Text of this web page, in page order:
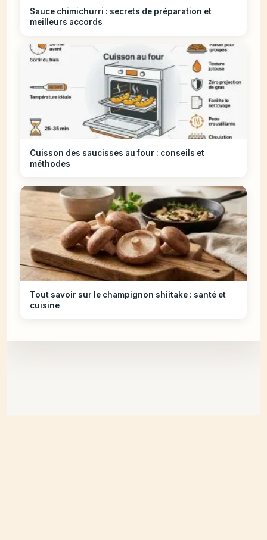
Sauce chimichurri : secrets de préparation et
meilleurs accords
Cuisson des saucisses au four : conseils et
méthodes
Tout savoir sur le champignon shiitake : santé et
cuisine